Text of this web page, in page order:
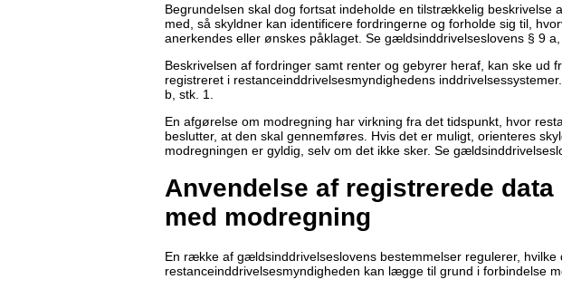
Begrundelsen skal dog fortsat indeholde en tilstrækkelig beskrivelse
med, så skyldner kan identificere fordringerne og forholde sig til,
anerkendes eller ønskes påklaget. Se gældsinddrivelseslovens § 9 a,
Beskrivelsen af fordringer samt renter og gebyrer heraf, kan ske ud
registreret i restanceinddrivelsesmyndighedens
b, stk. 1.
En afgørelse om modregning har virkning fra det tidspunkt, hvor
beslutter, at den skal gennemføres. Hvis det er muligt, orienteres
modregningen er gyldig, selv om det ikke sker. Se
Anvendelse af registrerede
med modregning
En række af gældsinddrivelseslovens bestemmelser regulerer, hvilke
restanceinddrivelsesmyndigheden kan lægge til grund i forbindelse